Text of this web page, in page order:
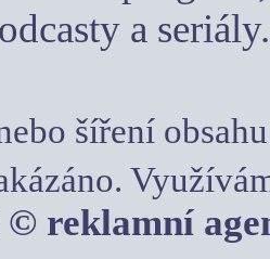
a seriály.
šíření
© reklamní